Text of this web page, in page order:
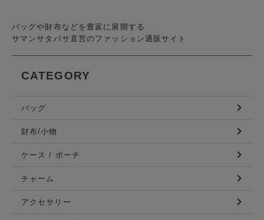
バッグや財布などを豊富に展開する
サマンサタバサ直営のファッション通販サイト
CATEGORY
バッグ
財布/小物
ケース / ポーチ
チャーム
アクセサリー